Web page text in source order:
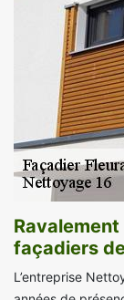
façadiers
L’entreprise